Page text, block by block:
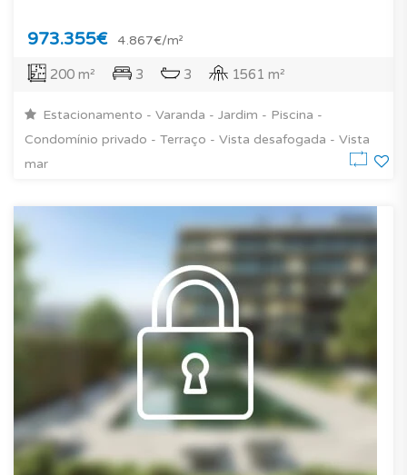
973.355€ 4.867€/m²
200 m² 3 3 1561 m²
Estacionamento - Varanda - Jardim - Piscina -
Condomínio privado - Terraço - Vista desafogada - Vista
mar